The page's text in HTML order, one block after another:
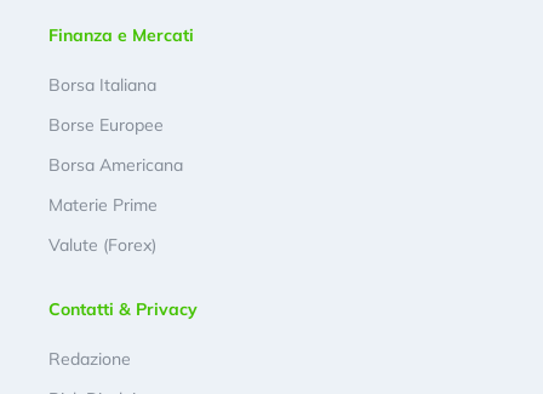
Finanza e Mercati
Borsa Italiana
Borse Europee
Borsa Americana
Materie Prime
Valute (Forex)
Contatti & Privacy
Redazione